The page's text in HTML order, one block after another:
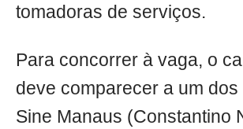
tomadoras de serviços.
Para concorrer à vaga, o
deve comparecer a um dos
Sine Manaus (Constantino